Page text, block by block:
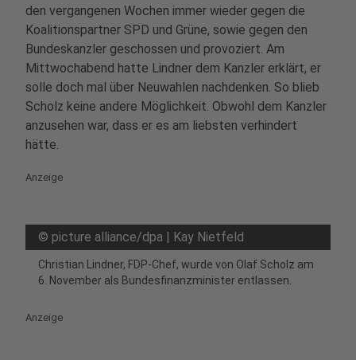
den vergangenen Wochen immer wieder gegen die
Koalitionspartner SPD und Grüne, sowie gegen den
Bundeskanzler geschossen und provoziert. Am
Mittwochabend hatte Lindner dem Kanzler erklärt, er
solle doch mal über Neuwahlen nachdenken. So blieb
Scholz keine andere Möglichkeit. Obwohl dem Kanzler
anzusehen war, dass er es am liebsten verhindert
hätte.
Anzeige
© picture alliance/dpa | Kay Nietfeld
Christian Lindner, FDP-Chef, wurde von Olaf Scholz am
6. November als Bundesfinanzminister entlassen.
Anzeige